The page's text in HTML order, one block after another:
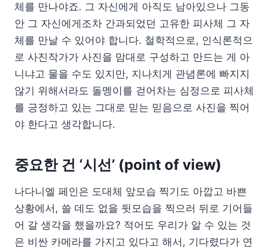
체를 만나야죠. 그 자신에게 아직도 남아있으나 그동
안 그 자신에게조차 간과되었던 고유한 피사체 그 자
체를 만날 수 있어야 합니다. 철학적으로, 인식론적으
로 사진작가가 사진을 맘대로 구성하고 만드는 게 아
니냐고 물을 수도 있지만, 지나치게 관념론에 빠지지
않기 위해서라도 돌멩이를 걷어차는 심정으로 피사체
를 긍정하고 있는 그대로 믿는 믿음으로 사진을 찍어
야 한다고 생각합니다.
중요한 건 ‘시선’ (point of view)
나다니엘 페인은 도대체 앞모습 찍기도 아깝고 바쁜
상황에서, 쓸 데도 없을 뒷모습을 찍으러 뒤로 기어들
어 갈 생각을 했을까요? 적어도 우리가 알 수 있는 것
은 비싼 카메라를 가지고 있다고 해서, 기다렸다가 연